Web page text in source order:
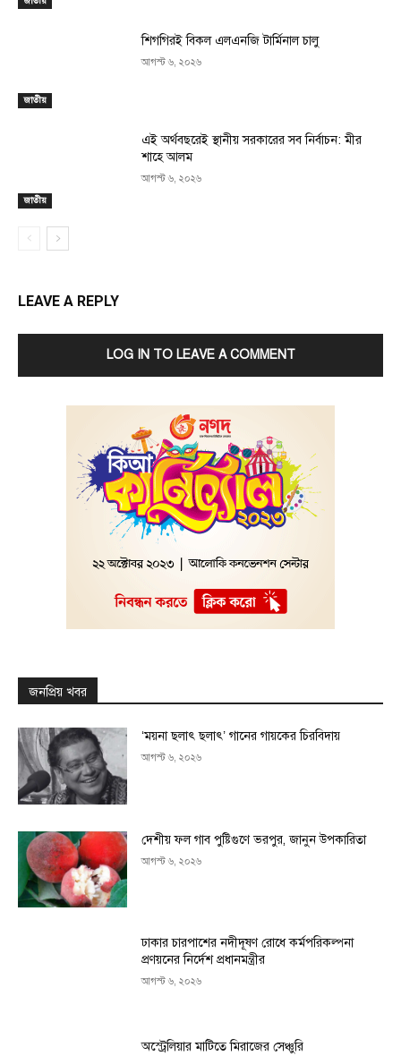
জাতীয়
শিগগিরই বিকল এলএনজি টার্মিনাল চালু
আগস্ট ৬, ২০২৬
জাতীয়
এই অর্থবছরেই স্থানীয় সরকারের সব নির্বাচন: মীর
শাহে আলম
আগস্ট ৬, ২০২৬
LEAVE A REPLY
LOG IN TO LEAVE A COMMENT
জনপ্রিয় খবর
‘ময়না ছলাৎ ছলাৎ’ গানের গায়কের চিরবিদায়
আগস্ট ৬, ২০২৬
দেশীয় ফল গাব পুষ্টিগুণে ভরপুর, জানুন উপকারিতা
আগস্ট ৬, ২০২৬
ঢাকার চারপাশের নদীদূষণ রোধে কর্মপরিকল্পনা
প্রণয়নের নির্দেশ প্রধানমন্ত্রীর
আগস্ট ৬, ২০২৬
অস্ট্রেলিয়ার মাটিতে মিরাজের সেঞ্চুরি